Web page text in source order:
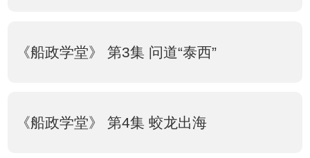
《船政学堂》 第3集 问道“泰西”
《船政学堂》 第4集 蛟龙出海